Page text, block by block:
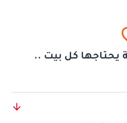
يحتاجها كل بيت ..